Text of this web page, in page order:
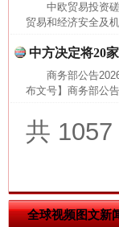
中欧贸易投资
贸易和经济安全及
中方决定将20
商务部公告
布文号】商务部
共 1057
全球视频图文新
这